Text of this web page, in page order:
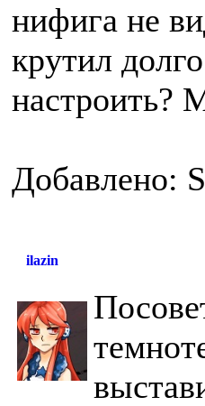
нифига не
крутил
настроить?
Добавлено:
ilazin